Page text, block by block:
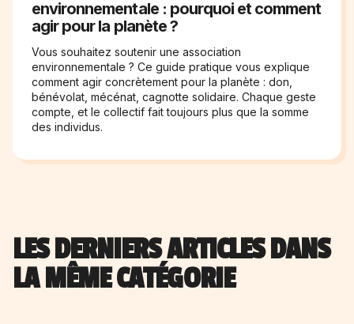
environnementale : pourquoi et comment
agir pour la planète ?
Vous souhaitez soutenir une association
environnementale ? Ce guide pratique vous explique
comment agir concrètement pour la planète : don,
bénévolat, mécénat, cagnotte solidaire. Chaque geste
compte, et le collectif fait toujours plus que la somme
des individus.
LES DERNIERS ARTICLES DANS
LA MÊME CATÉGORIE